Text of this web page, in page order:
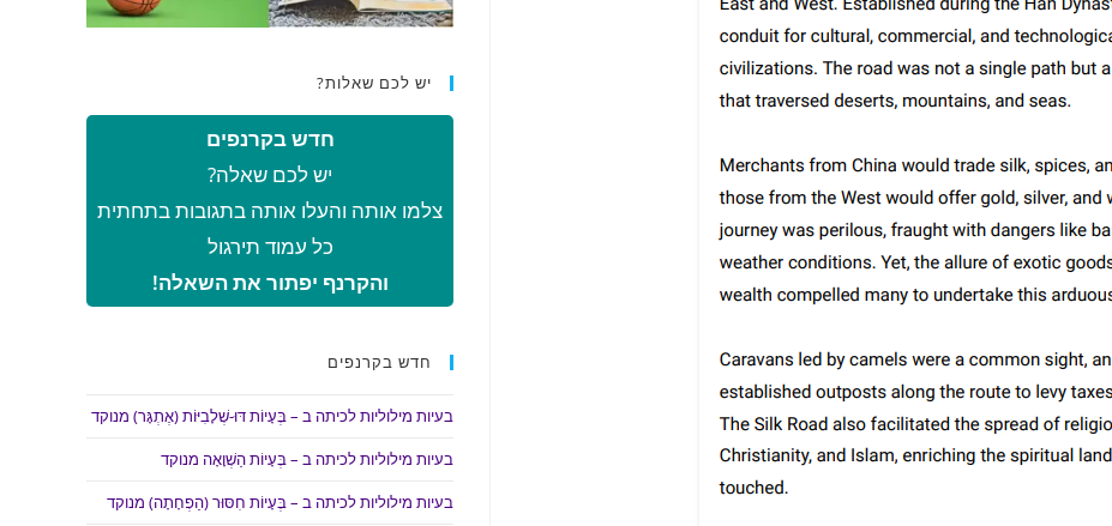
יש לכם שאלות?
חדש בקרנפים
יש לכם שאלה?
צלמו אותה והעלו אותה בתגובות בתחתית
כל עמוד תירגול
והקרנף יפתור את השאלה!
חדש בקרנפים
בעיות מילוליות לכיתה ב – בְּעָיוֹת דּוּ-שְׁלָבִיּוֹת (אֶתְגָּר) מנוקד
בעיות מילוליות לכיתה ב – בְּעָיוֹת הַשְׁוָאָה מנוקד
בעיות מילוליות לכיתה ב – בְּעָיוֹת חִסּוּר (הַפְחָתָה) מנוקד